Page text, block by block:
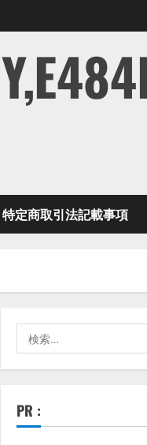
特定商取引法記載事項
索:
PR :